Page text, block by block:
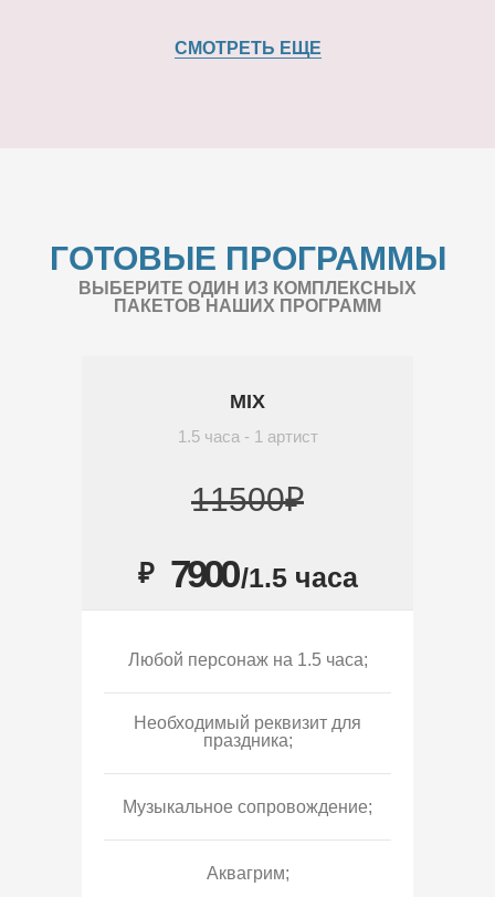
СМОТРЕТЬ ЕЩЕ
ГОТОВЫЕ ПРОГРАММЫ
ВЫБЕРИТЕ ОДИН ИЗ КОМПЛЕКСНЫХ
ПАКЕТОВ НАШИХ ПРОГРАММ
MIX
1.5 часа - 1 артист
11500₽
₽ 7900/1.5 часа
Любой персонаж на 1.5 часа;
Необходимый реквизит для
праздника;
Музыкальное сопровождение;
Аквагрим;